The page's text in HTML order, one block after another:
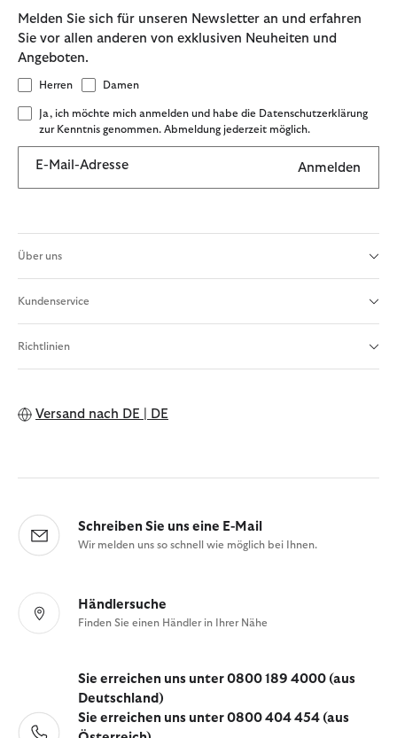
Melden Sie sich für unseren Newsletter an und erfahren
Sie vor allen anderen von exklusiven Neuheiten und
Angeboten.
Herren Damen
Ja, ich möchte mich anmelden und habe die Datenschutzerklärung
zur Kenntnis genommen. Abmeldung jederzeit möglich.
E-Mail-Adresse Anmelden
Über uns
Kundenservice
Richtlinien
Versand nach DE | DE
Schreiben Sie uns eine E-Mail
Wir melden uns so schnell wie möglich bei Ihnen.
Händlersuche
Finden Sie einen Händler in Ihrer Nähe
Sie erreichen uns unter 0800 189 4000 (aus
Deutschland)
Sie erreichen uns unter 0800 404 454 (aus